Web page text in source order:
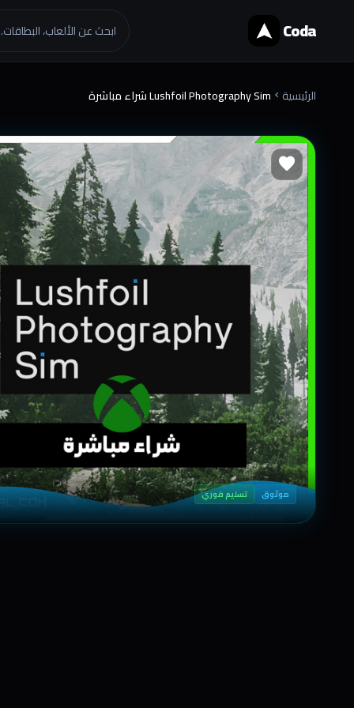
Coda ابحث عن الألعاب،
الرئيسية chevron_right Lushfoil Photography Sim شراء مباشرة
favorite
موثوق تسليم فوري